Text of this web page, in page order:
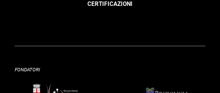
CERTIFICAZIONI
FONDATORI